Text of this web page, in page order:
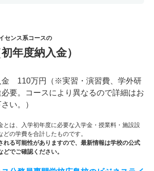
センス系コースの
年度納入金）
金 110万円（※実習・演習費、学外研
要。コースにより異なるので詳細はお
い。）
は、入学初年度に必要な入学金・授業料・施設設
どの学費を合計したものです。
る可能性がありますので、最新情報は学校の公式
どでご確認ください。